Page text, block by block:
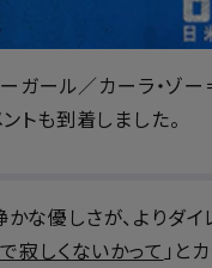
ガール／カーラ・ゾ
トも到着しました。
優しさが、よりダイ
寂しくないかって 」と